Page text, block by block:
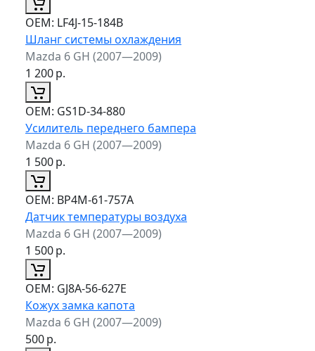
ОЕМ: LF4J-15-184B
Шланг системы охлаждения
Mazda 6 GH (2007—2009)
1 200р.
ОЕМ: GS1D-34-880
Усилитель переднего бампера
Mazda 6 GH (2007—2009)
1 500р.
ОЕМ: BP4M-61-757A
Датчик температуры воздуха
Mazda 6 GH (2007—2009)
1 500р.
ОЕМ: GJ8A-56-627E
Кожух замка капота
Mazda 6 GH (2007—2009)
500р.